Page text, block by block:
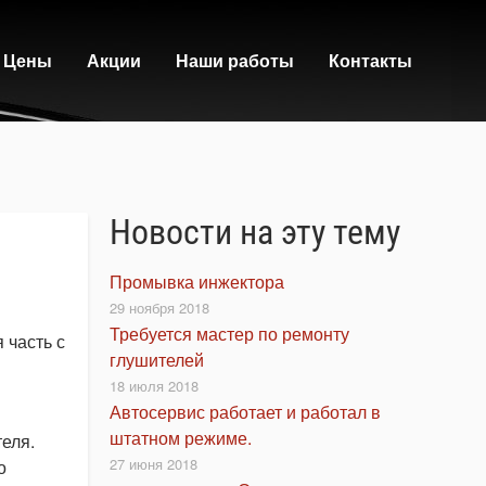
Цены Акции Наши работы Контакты
с
Новости на эту тему
Промывка инжектора
29 ноября 2018
Требуется мастер по ремонту
глушителей
18 июля 2018
Автосервис работает и работал в
штатном режиме.
27 июня 2018